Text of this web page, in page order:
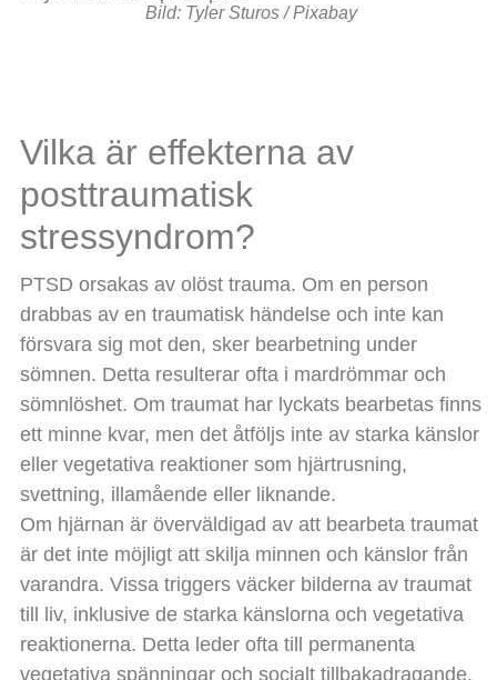
Bild: Tyler Sturos / Pixabay
Vilka är effekterna av
posttraumatisk
stressyndrom?
PTSD orsakas av olöst trauma. Om en person
drabbas av en traumatisk händelse och inte kan
försvara sig mot den, sker bearbetning under
sömnen. Detta resulterar ofta i mardrömmar och
sömnlöshet. Om traumat har lyckats bearbetas finns
ett minne kvar, men det åtföljs inte av starka känslor
eller vegetativa reaktioner som hjärtrusning,
svettning, illamående eller liknande.
Om hjärnan är överväldigad av att bearbeta traumat
är det inte möjligt att skilja minnen och känslor från
varandra. Vissa triggers väcker bilderna av traumat
till liv, inklusive de starka känslorna och vegetativa
reaktionerna. Detta leder ofta till permanenta
vegetativa spänningar och socialt tillbakadragande.